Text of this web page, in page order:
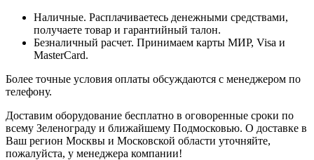
Наличные. Расплачиваетесь денежными средствами,
получаете товар и гарантийный талон.
Безналичный расчет. Принимаем карты МИР, Visa и
MasterCard.
Более точные условия оплаты обсуждаются с менеджером по
телефону.
Доставим оборудование бесплатно в оговоренные сроки по
всему Зеленограду и ближайшему Подмосковью. О доставке в
Ваш регион Москвы и Московской области уточняйте,
пожалуйста, у менеджера компании!